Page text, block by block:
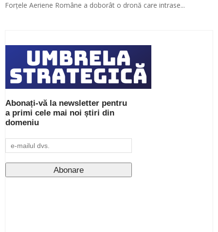
Forțele Aeriene Române a doborât o dronă care intrase...
Abonați-vă la newsletter pentru
a primi cele mai noi știri din
domeniu